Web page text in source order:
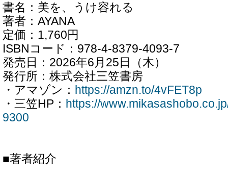
書名：美を、うけ容れる
著者：AYANA
定価：1,760円
ISBNコード：978-4-8379-4093-7
発売日：2026年6月25日（木）
発行所：株式会社三笠書房
・アマゾン： https://amzn.to/4vFET8p
・三笠HP： https://
9300
■著者紹介